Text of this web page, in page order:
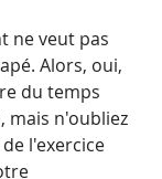
ne veut pas
Alors, oui,
du temps
mais n'oubliez
l'exercice